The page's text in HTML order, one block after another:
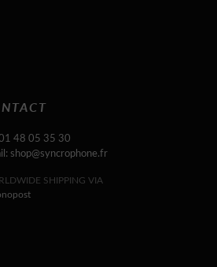
48 05 35 30
shop@syncrophone.fr
SHIPPING VIA